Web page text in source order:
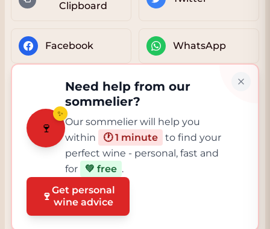
Clipboard
Facebook WhatsApp
🍷
✨
Need help from our
sommelier?
Our sommelier will help you
within
🕐 1 minute
to find your
perfect wine - personal, fast and
for
💚 free .
🍷Get personal
wine advice